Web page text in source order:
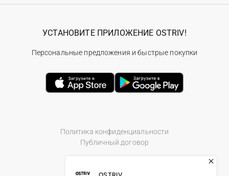
Политика конфиденциальности
Публичный договор
УСТАНОВИТЕ ПРИЛОЖЕНИЕ OSTRIV!
Персональные предложения и быстрые покупки